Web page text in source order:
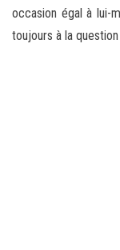
occasion égal à lui-
toujours à la